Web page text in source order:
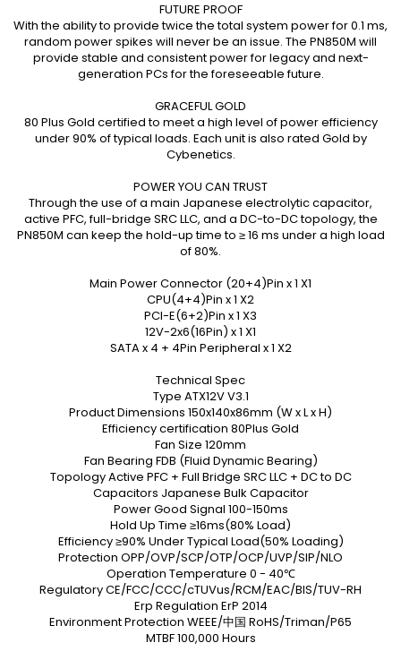
FUTURE PROOF
With the ability to provide twice the total system power for 0.1 ms,
random power spikes will never be an issue. The PN850M will
provide stable and consistent power for legacy and next-
generation PCs for the foreseeable future.
GRACEFUL GOLD
80 Plus Gold certified to meet a high level of power efficiency
under 90% of typical loads. Each unit is also rated Gold by
Cybenetics.
POWER YOU CAN TRUST
Through the use of a main Japanese electrolytic capacitor,
active PFC, full-bridge SRC LLC, and a DC-to-DC topology, the
PN850M can keep the hold-up time to ≥ 16 ms under a high load
of 80%.
Main Power Connector (20+4)Pin x 1 X1
CPU(4+4)Pin x 1 X2
PCI-E(6+2)Pin x 1 X3
12V-2x6(16Pin) x 1 X1
SATA x 4 + 4Pin Peripheral x 1 X2
Technical Spec
Type ATX12V V3.1
Product Dimensions 150x140x86mm (W x L x H)
Efficiency certification 80Plus Gold
Fan Size 120mm
Fan Bearing FDB (Fluid Dynamic Bearing)
Topology Active PFC + Full Bridge SRC LLC + DC to DC
Capacitors Japanese Bulk Capacitor
Power Good Signal 100-150ms
Hold Up Time ≥16ms(80% Load)
Efficiency ≥90% Under Typical Load(50% Loading)
Protection OPP/OVP/SCP/OTP/OCP/UVP/SIP/NLO
Operation Temperature 0 - 40℃
Regulatory CE/FCC/CCC/cTUVus/RCM/EAC/BIS/TUV-RH
Erp Regulation ErP 2014
Environment Protection WEEE/中国 RoHS/Triman/P65
MTBF 100,000 Hours